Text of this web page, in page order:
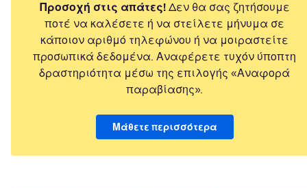
Προσοχή στις απάτες!Δεν θα σας ζητήσουμε
ποτέ να καλέσετε ή να στείλετε μήνυμα σε
κάποιον αριθμό τηλεφώνου ή να μοιραστείτε
προσωπικά δεδομένα. Αναφέρετε τυχόν ύποπτη
δραστηριότητα μέσω της επιλογής «Αναφορά
παραβίασης».
Μάθετε περισσότερα